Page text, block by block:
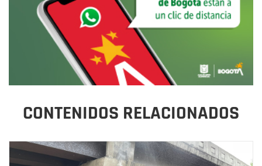
CONTENIDOS RELACIONADOS